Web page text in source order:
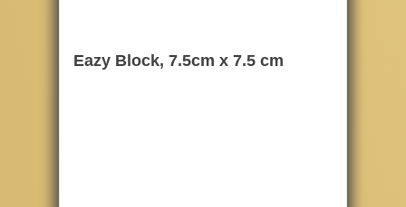
Eazy Block, 7.5cm x 7.5 cm